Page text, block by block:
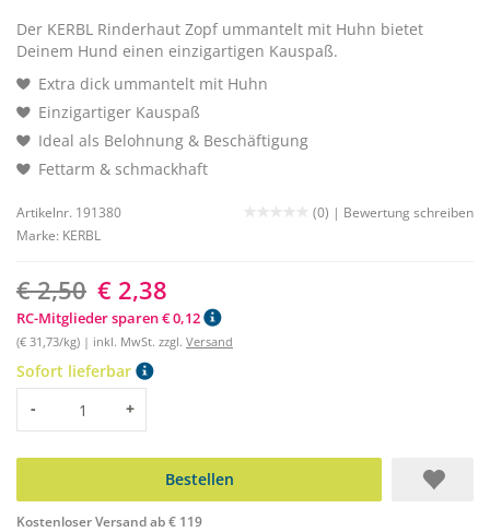
Der KERBL Rinderhaut Zopf ummantelt mit Huhn bietet
Deinem Hund einen einzigartigen Kauspaß.
Extra dick ummantelt mit Huhn
Einzigartiger Kauspaß
Ideal als Belohnung & Beschäftigung
Fettarm & schmackhaft
Artikelnr. 191380 (0) | Bewertung schreiben
Marke: KERBL
€ 2,50 € 2,38
RC-Mitglieder sparen € 0,12
(€ 31,73/kg) | inkl. MwSt. zzgl. Versand
Sofort lieferbar
Menge
- +
Bestellen
Kostenloser Versand ab € 119